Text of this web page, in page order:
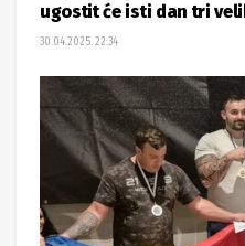
ugostit će isti dan tri
30.04.2025. 22:34